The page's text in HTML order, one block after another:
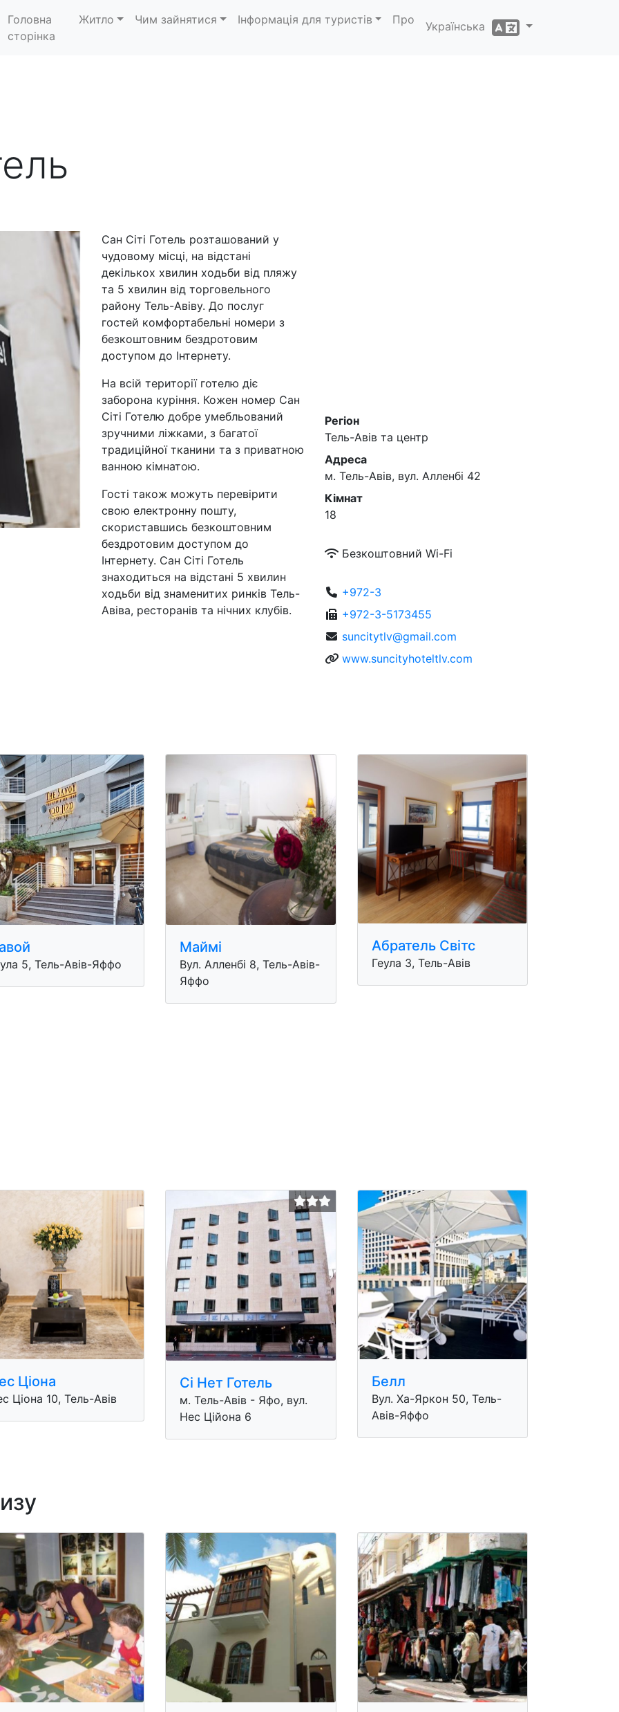
Головна
сторінка
Житло Чим зайнятися Інформація для туристів Про
Українська
Сан Сіті Готель розташований у
чудовому місці, на відстані
декількох хвилин ходьби від пляжу
та 5 хвилин від торговельного
району Тель-Авіву. До послуг
гостей комфортабельні номери з
безкоштовним бездротовим
доступом до Інтернету.
На всій території готелю діє
заборона куріння. Кожен номер Сан
Сіті Готелю добре умебльований
зручними ліжками, з багатої
традиційної тканини та з приватною
ванною кімнатою.
Гості також можуть перевірити
свою електронну пошту,
скориставшись безкоштовним
бездротовим доступом до
Інтернету. Сан Сіті Готель
знаходиться на відстані 5 хвилин
ходьби від знаменитих ринків Тель-
Авіва, ресторанів та нічних клубів.
Регіон
Тель-Авів та центр
Адреса
м. Тель-Авів, вул. Алленбі 42
Кімнат
18
Безкоштовний Wi-Fi
+972-3
+972-3-5173455
suncitytlv@gmail.com
www.suncityhoteltlv.com
5, Тель-Авів-Яффо
Маймі
Вул. Алленбі 8, Тель-Авів-
Яффо
Абратель Свiтс
Геула 3, Тель-Авів
Ціонa
Ціонa 10, Тель-Авів
Сі Нет Готель
м. Тель-Авів - Яфо, вул.
Нес Ційона 6
Белл
Вул. Ха-Яркон 50, Тель-
Авів-Яффо